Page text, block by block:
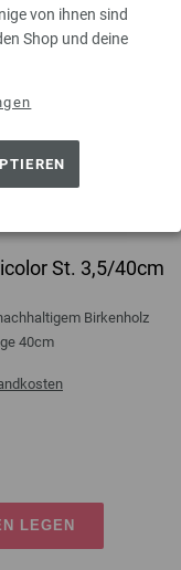
von ihnen sind
Shop und deine
St. 3,5/40cm
Birkenholz
40cm
LEGEN